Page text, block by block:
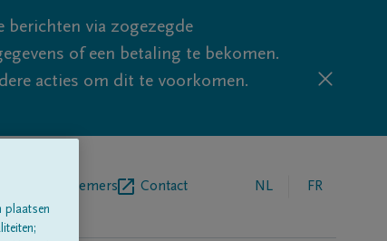
berichten via zogezegde
of een betaling te bekomen.
acties om dit te voorkomen.
Contact NL FR
plaatsen